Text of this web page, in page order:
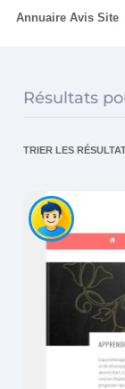
Annuaire Avis Site
Résultats
TRIER LES